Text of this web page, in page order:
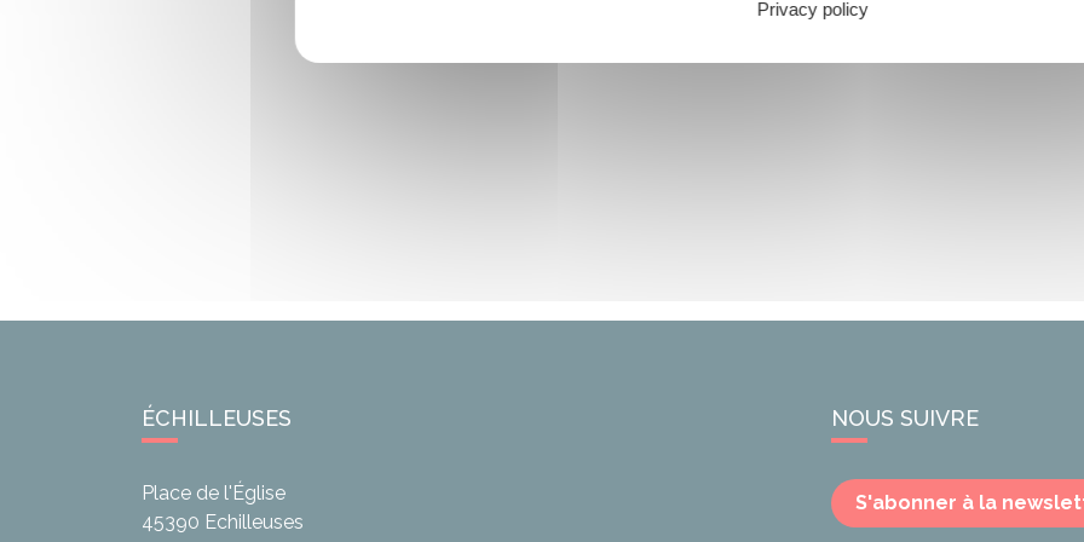
ÉCHILLEUSES
Place de l'Église
45390 Echilleuses
NOUS SUIVRE
S'abonner à la
Privacy policy